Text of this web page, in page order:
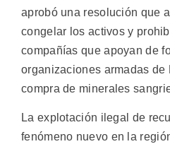
aprobó una resolución que
congelar los activos y
compañías que apoyan de
organizaciones armadas de
compra de minerales
La explotación ilegal de
fenómeno nuevo en la